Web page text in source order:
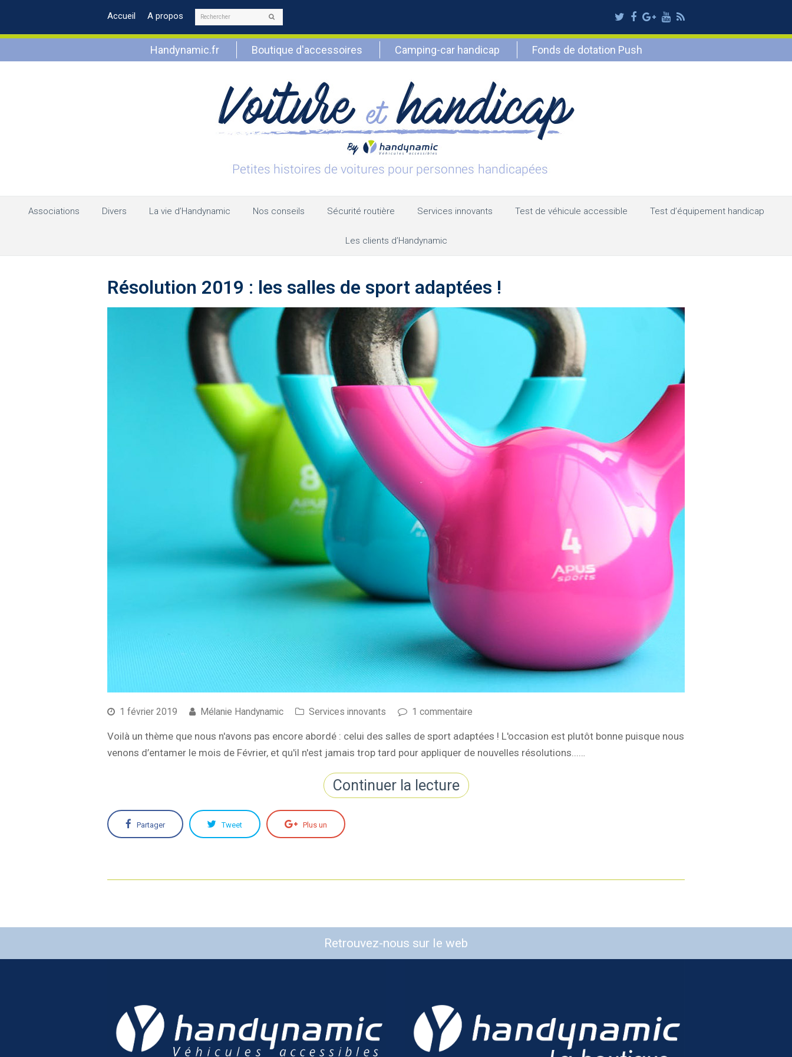
Accueil A propos Rechercher Twitter
Facebook
Google
Plus
Youtube
RSS
Handynamic.fr Boutique d'accessoires Camping-car handicap Fonds de dotation Push
Associations Divers La vie d’Handynamic Nos conseils Sécurité routière Services innovants Test de véhicule accessible Test d’équipement handicap
Les clients d’Handynamic
Résolution 2019 : les salles de sport adaptées !
1 février 2019 Mélanie Handynamic Services innovants 1 commentaire
Voilà un thème que nous n'avons pas encore abordé : celui des salles de sport adaptées ! L'occasion est plutôt bonne puisque nous
venons d’entamer le mois de Février, et qu'il n'est jamais trop tard pour appliquer de nouvelles résolutions...…
Continuer la lecture
Partager Tweet Plus un
Retrouvez-nous sur le web